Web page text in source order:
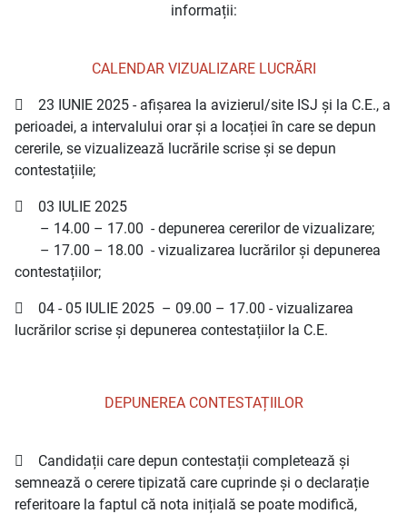
informații:
CALENDAR VIZUALIZARE LUCRĂRI
 23 IUNIE 2025 - afișarea la avizierul/site ISJ și la C.E., a
perioadei, a intervalului orar și a locației în care se depun
cererile, se vizualizează lucrările scrise și se depun
contestațiile;
 03 IULIE 2025
– 14.00 – 17.00 - depunerea cererilor de vizualizare;
– 17.00 – 18.00 - vizualizarea lucrărilor și depunerea
contestațiilor;
 04 - 05 IULIE 2025 – 09.00 – 17.00 - vizualizarea
lucrărilor scrise și depunerea contestațiilor la C.E.
DEPUNEREA CONTESTAȚIILOR
 Candidații care depun contestații completează și
semnează o cerere tipizată care cuprinde și o declarație
referitoare la faptul că nota inițială se poate modifică,